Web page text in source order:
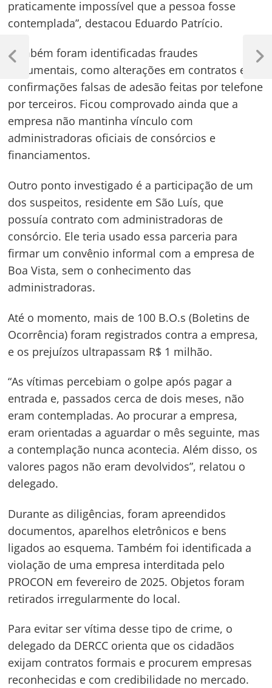
praticamente impossível que a pessoa fosse
contemplada”, destacou Eduardo Patrício.
Também foram identificadas fraudes
documentais, como alterações em contratos e
confirmações falsas de adesão feitas por telefone
por terceiros. Ficou comprovado ainda que a
empresa não mantinha vínculo com
administradoras oficiais de consórcios e
financiamentos.
Outro ponto investigado é a participação de um
dos suspeitos, residente em São Luís, que
possuía contrato com administradoras de
consórcio. Ele teria usado essa parceria para
firmar um convênio informal com a empresa de
Boa Vista, sem o conhecimento das
administradoras.
Até o momento, mais de 100 B.O.s (Boletins de
Ocorrência) foram registrados contra a empresa,
e os prejuízos ultrapassam R$ 1 milhão.
“As vítimas percebiam o golpe após pagar a
entrada e, passados cerca de dois meses, não
eram contempladas. Ao procurar a empresa,
eram orientadas a aguardar o mês seguinte, mas
a contemplação nunca acontecia. Além disso, os
valores pagos não eram devolvidos”, relatou o
delegado.
Durante as diligências, foram apreendidos
documentos, aparelhos eletrônicos e bens
ligados ao esquema. Também foi identificada a
violação de uma empresa interditada pelo
PROCON em fevereiro de 2025. Objetos foram
retirados irregularmente do local.
Para evitar ser vítima desse tipo de crime, o
delegado da DERCC orienta que os cidadãos
exijam contratos formais e procurem empresas
reconhecidas e com credibilidade no mercado.
Navegação
de
Post
Previous
Next
Post